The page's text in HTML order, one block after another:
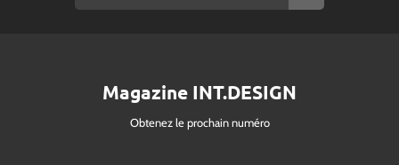
Magazine INT.DESIGN
Obtenez le prochain numéro